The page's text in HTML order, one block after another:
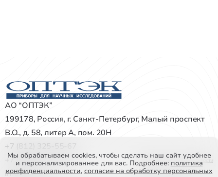
АО “ОПТЭК”
199178, Россия, г. Санкт-Петербург, Малый проспект
В.О., д. 58, литер А, пом. 20Н
+7 (812) 325-55-67
+7 (812) 327-72-22
info@optec.ru
Политика конфиденциальности
Все права защищены
Мы обрабатываем cookies, чтобы сделать наш сайт удобнее
и персонализированнее для вас. Подробнее: политика
конфиденциальности, согласие на обработку персональных